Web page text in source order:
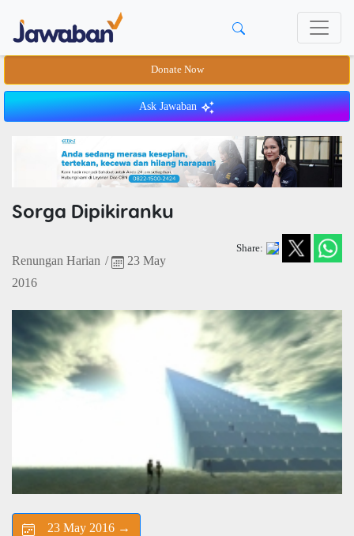
Donate Now
Ask Jawaban
Sorga Dipikiranku
Renungan Harian /
23 May
2016
Share:
23 May 2016 →